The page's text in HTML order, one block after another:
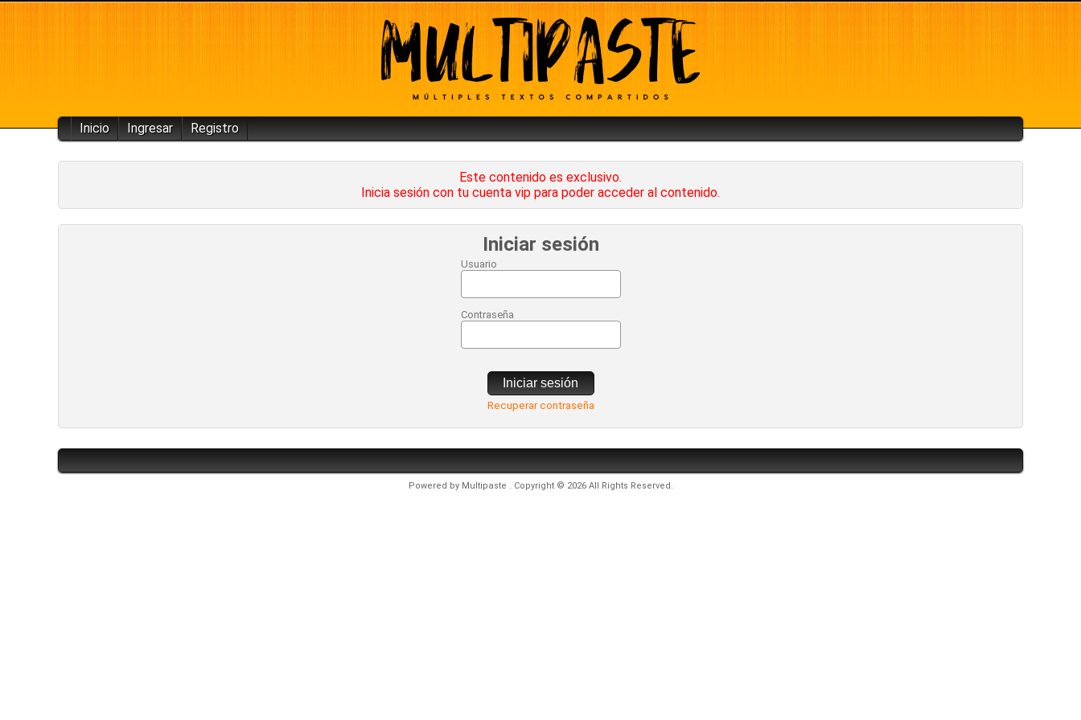
Inicio Ingresar Registro
Este contenido es exclusivo.
Inicia sesión con tu cuenta vip para poder acceder al contenido.
Iniciar sesión
Usuario
Contraseña
Iniciar sesión
Recuperar contraseña
Powered by Multipaste . Copyright © 2026 All Rights Reserved.